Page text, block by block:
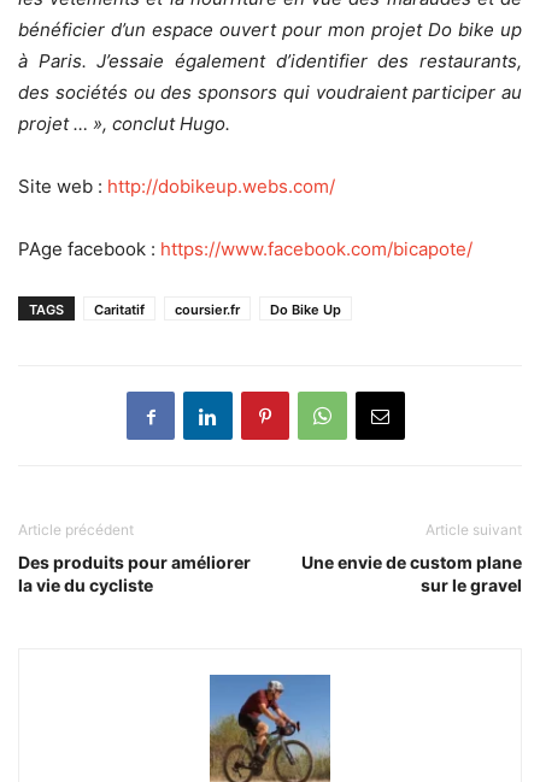
bénéficier d’un espace ouvert pour mon projet Do bike up
à Paris.J’essaie également d’identifier des restaurants,
des sociétés ou des sponsors qui voudraient participer au
projet … », conclut Hugo.
Site web : http://dobikeup.webs.com/
PAge facebook : https://www.facebook.com/bicapote/
TAGS Caritatif coursier.fr Do Bike Up
Article précédent
Des produits pour améliorer
la vie du cycliste
Article suivant
Une envie de custom plane
sur le gravel